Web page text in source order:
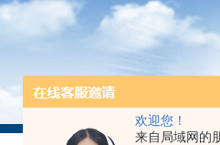
欢迎您！
来自局域网的